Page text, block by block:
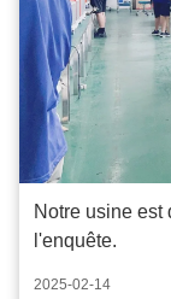
Notre usine est
l'enquête.
2025-02-14